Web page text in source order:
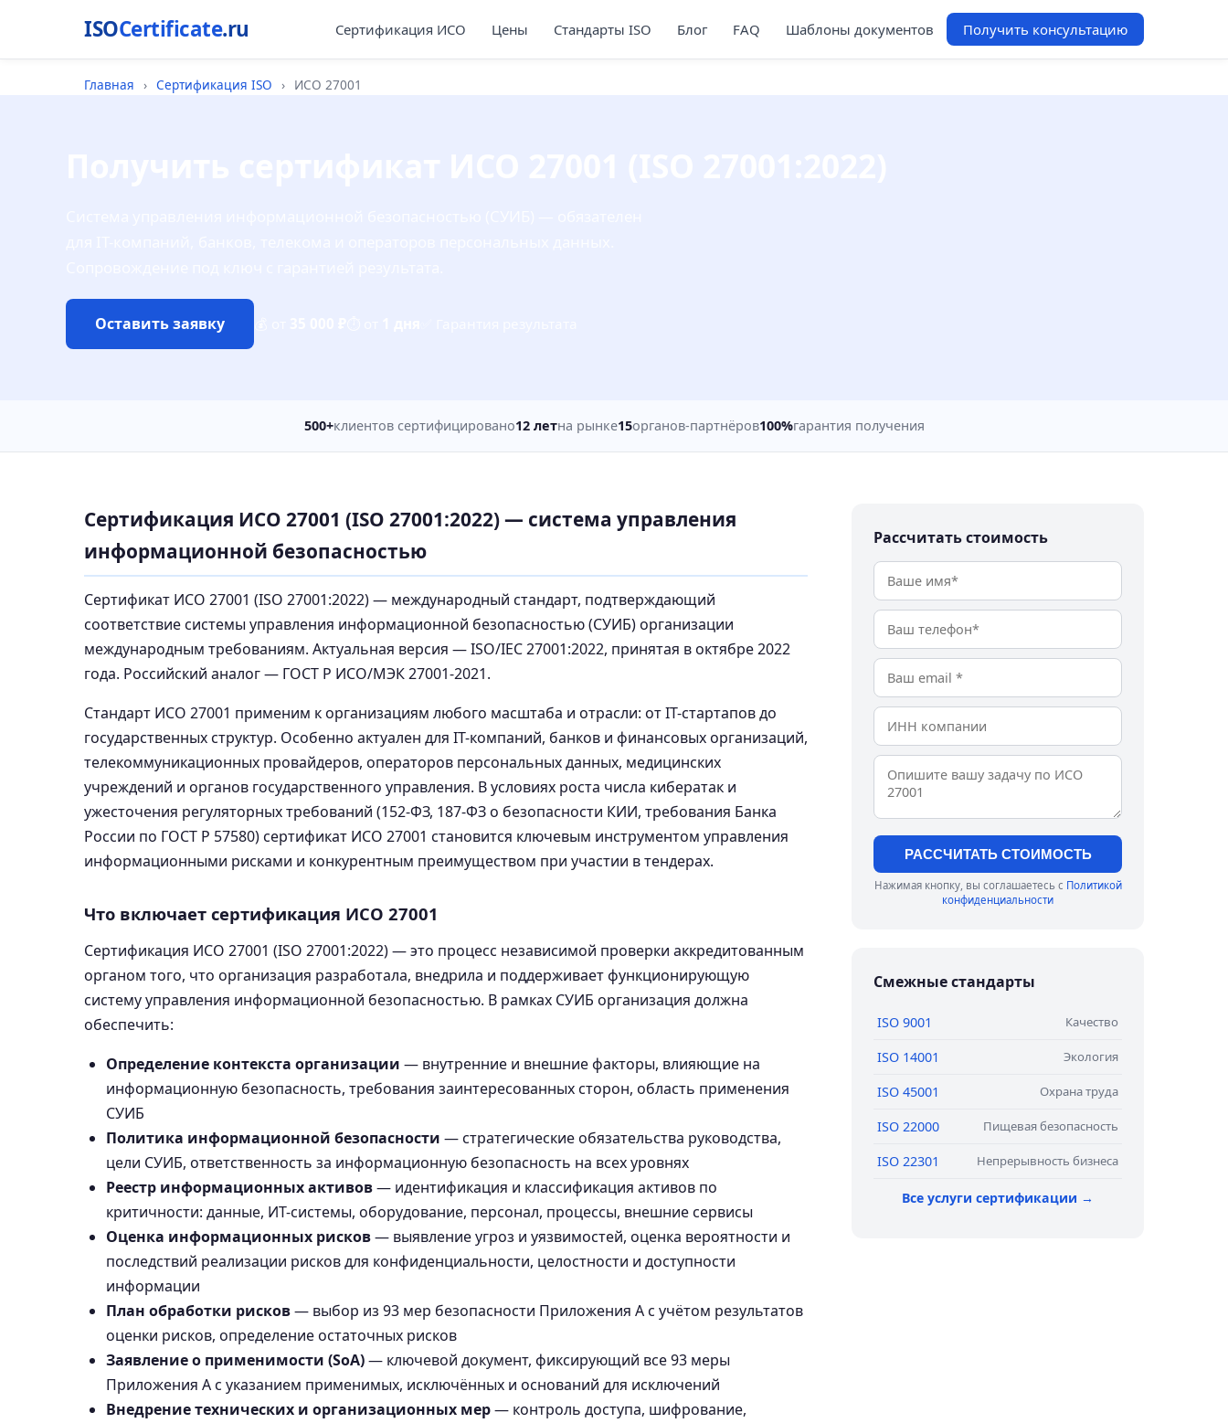
ISOCertificate.ru Сертификация ИСО Цены Стандарты ISO Блог FAQ Шаблоны документов Получить консультацию
Главная › Сертификация ISO › ИСО 27001
Оставить заявку
500+клиентов сертифицировано12 летна рынке15органов-партнёров100%гарантия получения
Сертификация ИСО 27001 (ISO 27001:2022) — система управления
информационной безопасностью
Сертификат ИСО 27001 (ISO 27001:2022) — международный стандарт, подтверждающий
соответствие системы управления информационной безопасностью (СУИБ) организации
международным требованиям. Актуальная версия — ISO/IEC 27001:2022, принятая в октябре 2022
года. Российский аналог — ГОСТ Р ИСО/МЭК 27001-2021.
Стандарт ИСО 27001 применим к организациям любого масштаба и отрасли: от IT-стартапов до
государственных структур. Особенно актуален для IT-компаний, банков и финансовых организаций,
телекоммуникационных провайдеров, операторов персональных данных, медицинских
учреждений и органов государственного управления. В условиях роста числа кибератак и
ужесточения регуляторных требований (152-ФЗ, 187-ФЗ о безопасности КИИ, требования Банка
России по ГОСТ Р 57580) сертификат ИСО 27001 становится ключевым инструментом управления
информационными рисками и конкурентным преимуществом при участии в тендерах.
Что включает сертификация ИСО 27001
Сертификация ИСО 27001 (ISO 27001:2022) — это процесс независимой проверки аккредитованным
органом того, что организация разработала, внедрила и поддерживает функционирующую
систему управления информационной безопасностью. В рамках СУИБ организация должна
обеспечить:
Определение контекста организации — внутренние и внешние факторы, влияющие на
информационную безопасность, требования заинтересованных сторон, область применения
СУИБ
Политика информационной безопасности — стратегические обязательства руководства,
цели СУИБ, ответственность за информационную безопасность на всех уровнях
Реестр информационных активов— идентификация и классификация активов по
критичности: данные, ИТ-системы, оборудование, персонал, процессы, внешние сервисы
Оценка информационных рисков— выявление угроз и уязвимостей, оценка вероятности и
последствий реализации рисков для конфиденциальности, целостности и доступности
информации
План обработки рисков— выбор из 93 мер безопасности Приложения А с учётом результатов
оценки рисков, определение остаточных рисков
Заявление о применимости (SoA)— ключевой документ, фиксирующий все 93 меры
Приложения А с указанием применимых, исключённых и оснований для исключений
Внедрение технических и организационных мер— контроль доступа, шифрование,
Рассчитать стоимость
РАССЧИТАТЬ СТОИМОСТЬ
Нажимая кнопку, вы соглашаетесь с Политикой
конфиденциальности
Смежные стандарты
ISO 9001 Качество
ISO 14001 Экология
ISO 45001 Охрана труда
ISO 22000 Пищевая безопасность
ISO 22301 Непрерывность бизнеса
Все услуги сертификации →